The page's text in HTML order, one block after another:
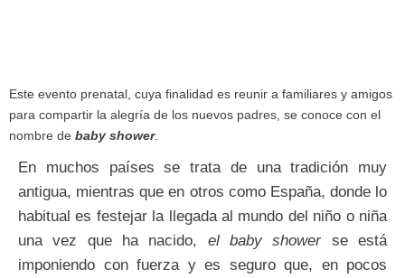
Este evento prenatal, cuya finalidad es reunir a familiares y amigos
para compartir la alegría de los nuevos padres, se conoce con el
nombre de baby shower.
En muchos países se trata de una tradición muy
antigua, mientras que en otros como España, donde lo
habitual es festejar la llegada al mundo del niño o niña
una vez que ha nacido, el baby showerse está
imponiendo con fuerza y es seguro que, en pocos